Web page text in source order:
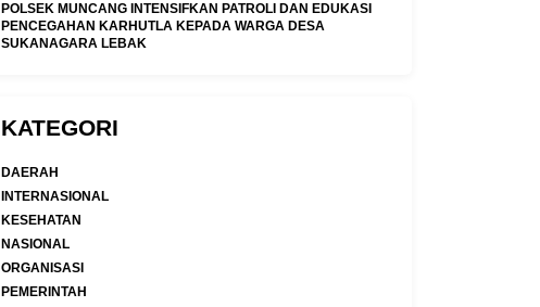
POLSEK MUNCANG INTENSIFKAN PATROLI DAN EDUKASI
PENCEGAHAN KARHUTLA KEPADA WARGA DESA
SUKANAGARA LEBAK
KATEGORI
DAERAH
INTERNASIONAL
KESEHATAN
NASIONAL
ORGANISASI
PEMERINTAH